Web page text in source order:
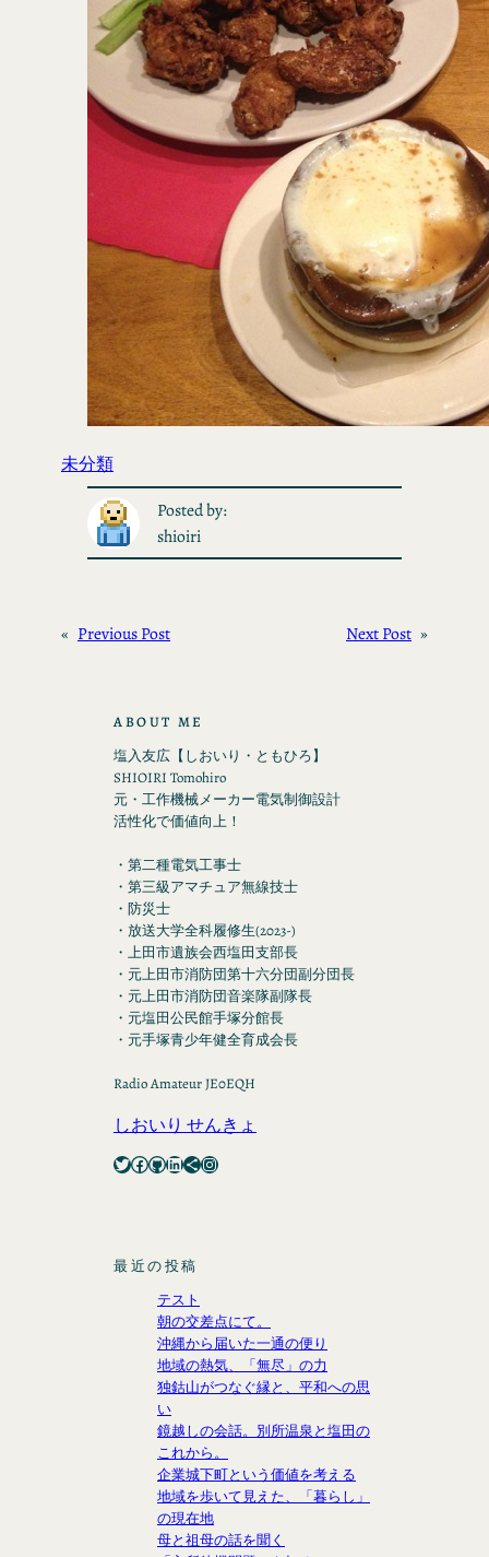
未分類
Posted by:
shioiri
« Previous Post Next Post »
ABOUT ME
塩入友広【しおいり・ともひろ】
SHIOIRI Tomohiro
元・工作機械メーカー電気制御設計
活性化で価値向上！
・第二種電気工事士
・第三級アマチュア無線技士
・防災士
・放送大学全科履修生(2023-)
・上田市遺族会西塩田支部長
・元上田市消防団第十六分団副分団長
・元上田市消防団音楽隊副隊長
・元塩田公民館手塚分館長
・元手塚青少年健全育成会長
Radio Amateur JE0EQH
しおいり せんきょ
Twitter Facebook GitHub LinkedIn Share Icon Instagram
最近の投稿
テスト
朝の交差点にて。
沖縄から届いた一通の便り
地域の熱気、「無尽」の力
独鈷山がつなぐ縁と、平和への思
い
鏡越しの会話。別所温泉と塩田の
これから。
企業城下町という価値を考える
地域を歩いて見えた、「暮らし」
の現在地
母と祖母の話を聞く